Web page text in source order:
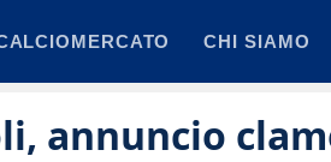
CHI SIAMO
annuncio